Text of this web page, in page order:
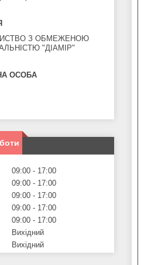
З ОБМЕЖЕНОЮ
"ДІАМІР"
09:00
17:00
09:00
17:00
09:00
17:00
09:00
17:00
09:00
17:00
Вихідний
Вихідний